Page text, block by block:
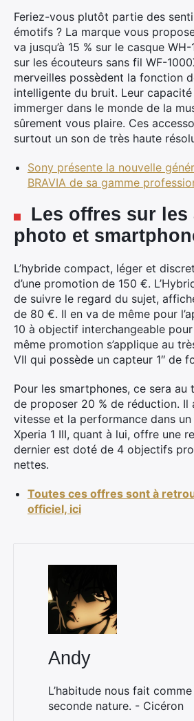
Feriez-vous plutôt partie des
émotifs ? La marque vous
va jusqu’à 15 % sur le casque
sur les écouteurs sans fil WF-
merveilles possèdent la fonction
intelligente du bruit. Leur
immerger dans le monde de la
sûrement vous plaire. Ces
surtout un son de très haute
Sony présente la nouvelle
BRAVIA de sa gamme
Les offres sur les
photo et
L’hybride compact, léger et
d’une promotion de 150 €.
de suivre le regard du sujet,
de 80 €. Il en va de même pour
10 à objectif interchangeable
même promotion s’applique au
VII qui possède un capteur 1″ de
Pour les smartphones, ce sera au
de proposer 20 % de réduction. Il
vitesse et la performance dans
Xperia 1 III, quant à lui, offre une
dernier est doté de 4 objectifs
nettes.
Toutes ces offres sont à
officiel, ici
Andy
L’habitude nous fait
seconde nature. - Cicéron
Rechercher
: